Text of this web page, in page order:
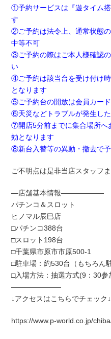
①予約サービスは『遊タイム
す
②ご予約は法令上、通常状態
中等不可
③ご予約の際はご本人様確認
い
④ご予約は該当台を受け付け
となります
⑤ご予約台の開放は会員カー
⑥天災などトラブルが発生し
⑦開店5分前までに集合場所へ
効となります
⑧新台入替等の異動・撤去で
ご不明点は是非当店スタッフ
―店舗基本情報――――――
パチンコ＆スロット
ヒノマル辰巳店
□パチンコ388台
□スロット198台
□千葉県市原市市原500-1
□駐車場：約530台（もちろん
□入場方法：抽選方式(9：30参
―――――――
↓アクセスはこちらでチェック↓
https://www.p-world.co.jp/